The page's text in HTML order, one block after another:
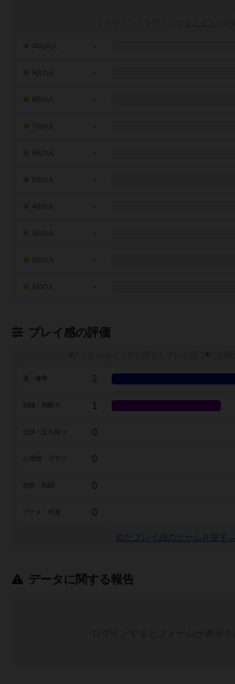
-
-
-
7点の人 -
-
-
-
-
-
-
プレイ感の評価
※
2
戦略・判断力 1
0
0
0
アート・外見 0
似たプレイ感のゲームを探す→
データに関する報告